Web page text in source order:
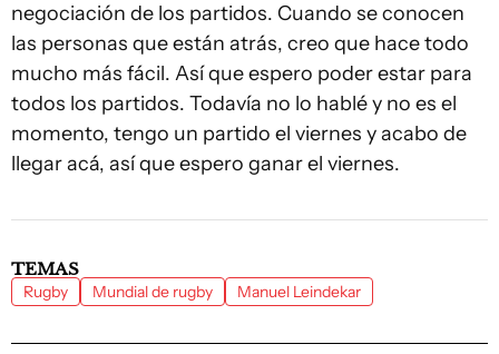
negociación de los partidos. Cuando se conocen
las personas que están atrás, creo que hace todo
mucho más fácil. Así que espero poder estar para
todos los partidos. Todavía no lo hablé y no es el
momento, tengo un partido el viernes y acabo de
llegar acá, así que espero ganar el viernes.
TEMAS
Rugby Mundial de rugby Manuel Leindekar